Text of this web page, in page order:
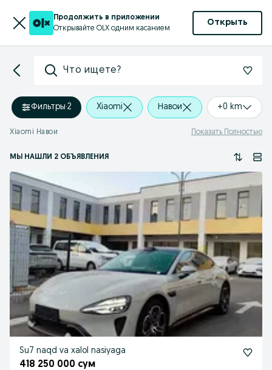
Продолжить в приложении
Открывайте OLX одним касанием
Открыть
Что ищете?
Фильтры·2 Xiaomi Навои +0 km
Xiaomi Навои Показать Полностью
МЫ НАШЛИ 2 ОБЪЯВЛЕНИЯ
Su7 naqd va xalol nasiyaga
418 250 000 сум